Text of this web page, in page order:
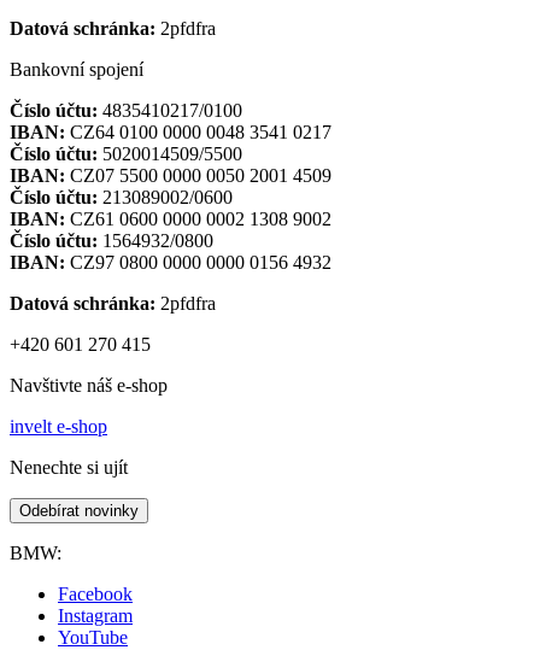
Datová schránka: 2pfdfra
Bankovní spojení
Číslo účtu: 4835410217/0100
IBAN: CZ64 0100 0000 0048 3541 0217
Číslo účtu: 5020014509/5500
IBAN: CZ07 5500 0000 0050 2001 4509
Číslo účtu: 213089002/0600
IBAN: CZ61 0600 0000 0002 1308 9002
Číslo účtu: 1564932/0800
IBAN: CZ97 0800 0000 0000 0156 4932
Datová schránka: 2pfdfra
+420 601 270 415
Navštivte náš e-shop
invelt e-shop
Nenechte si ujít
Odebírat novinky
BMW:
Facebook
Instagram
YouTube